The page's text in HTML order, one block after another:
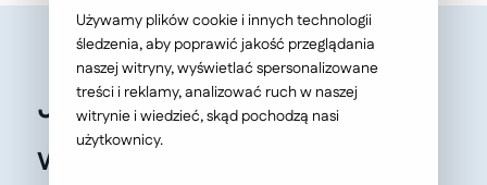
Jak przygotować się do
wdrożenia systemu
Używamy plików cookie i innych technologii
śledzenia, aby poprawić jakość przeglądania
naszej witryny, wyświetlać spersonalizowane
treści i reklamy, analizować ruch w naszej
witrynie i wiedzieć, skąd pochodzą nasi
użytkownicy.